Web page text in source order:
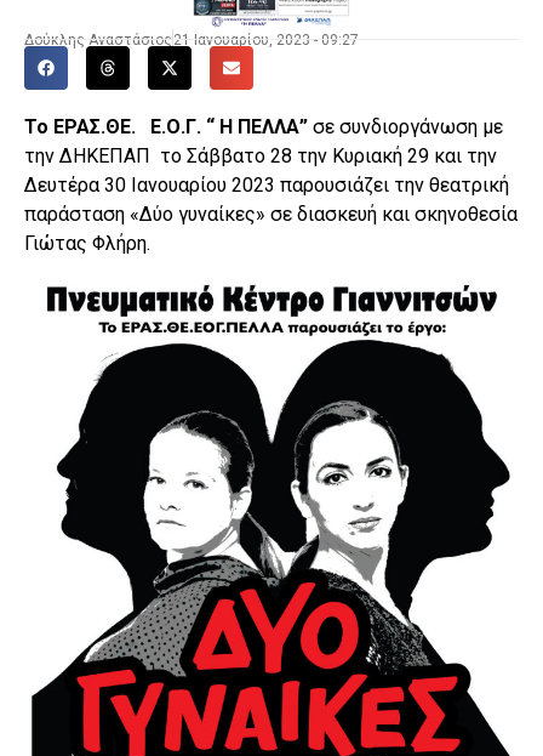
Δούκλης Αναστάσιος 21 Ιανουαρίου, 2023 - 09:27
Το ΕΡΑΣ.ΘΕ. Ε.Ο.Γ. “ Η ΠΕΛΛΑ” σε συνδιοργάνωση με
την ΔΗΚΕΠΑΠ το Σάββατο 28 την Κυριακή 29 και την
Δευτέρα 30 Ιανουαρίου 2023 παρουσιάζει την θεατρική
παράσταση «Δύο γυναίκες» σε διασκευή και σκηνοθεσία
Γιώτας Φλήρη.